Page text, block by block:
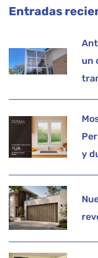
Entradas
un
y